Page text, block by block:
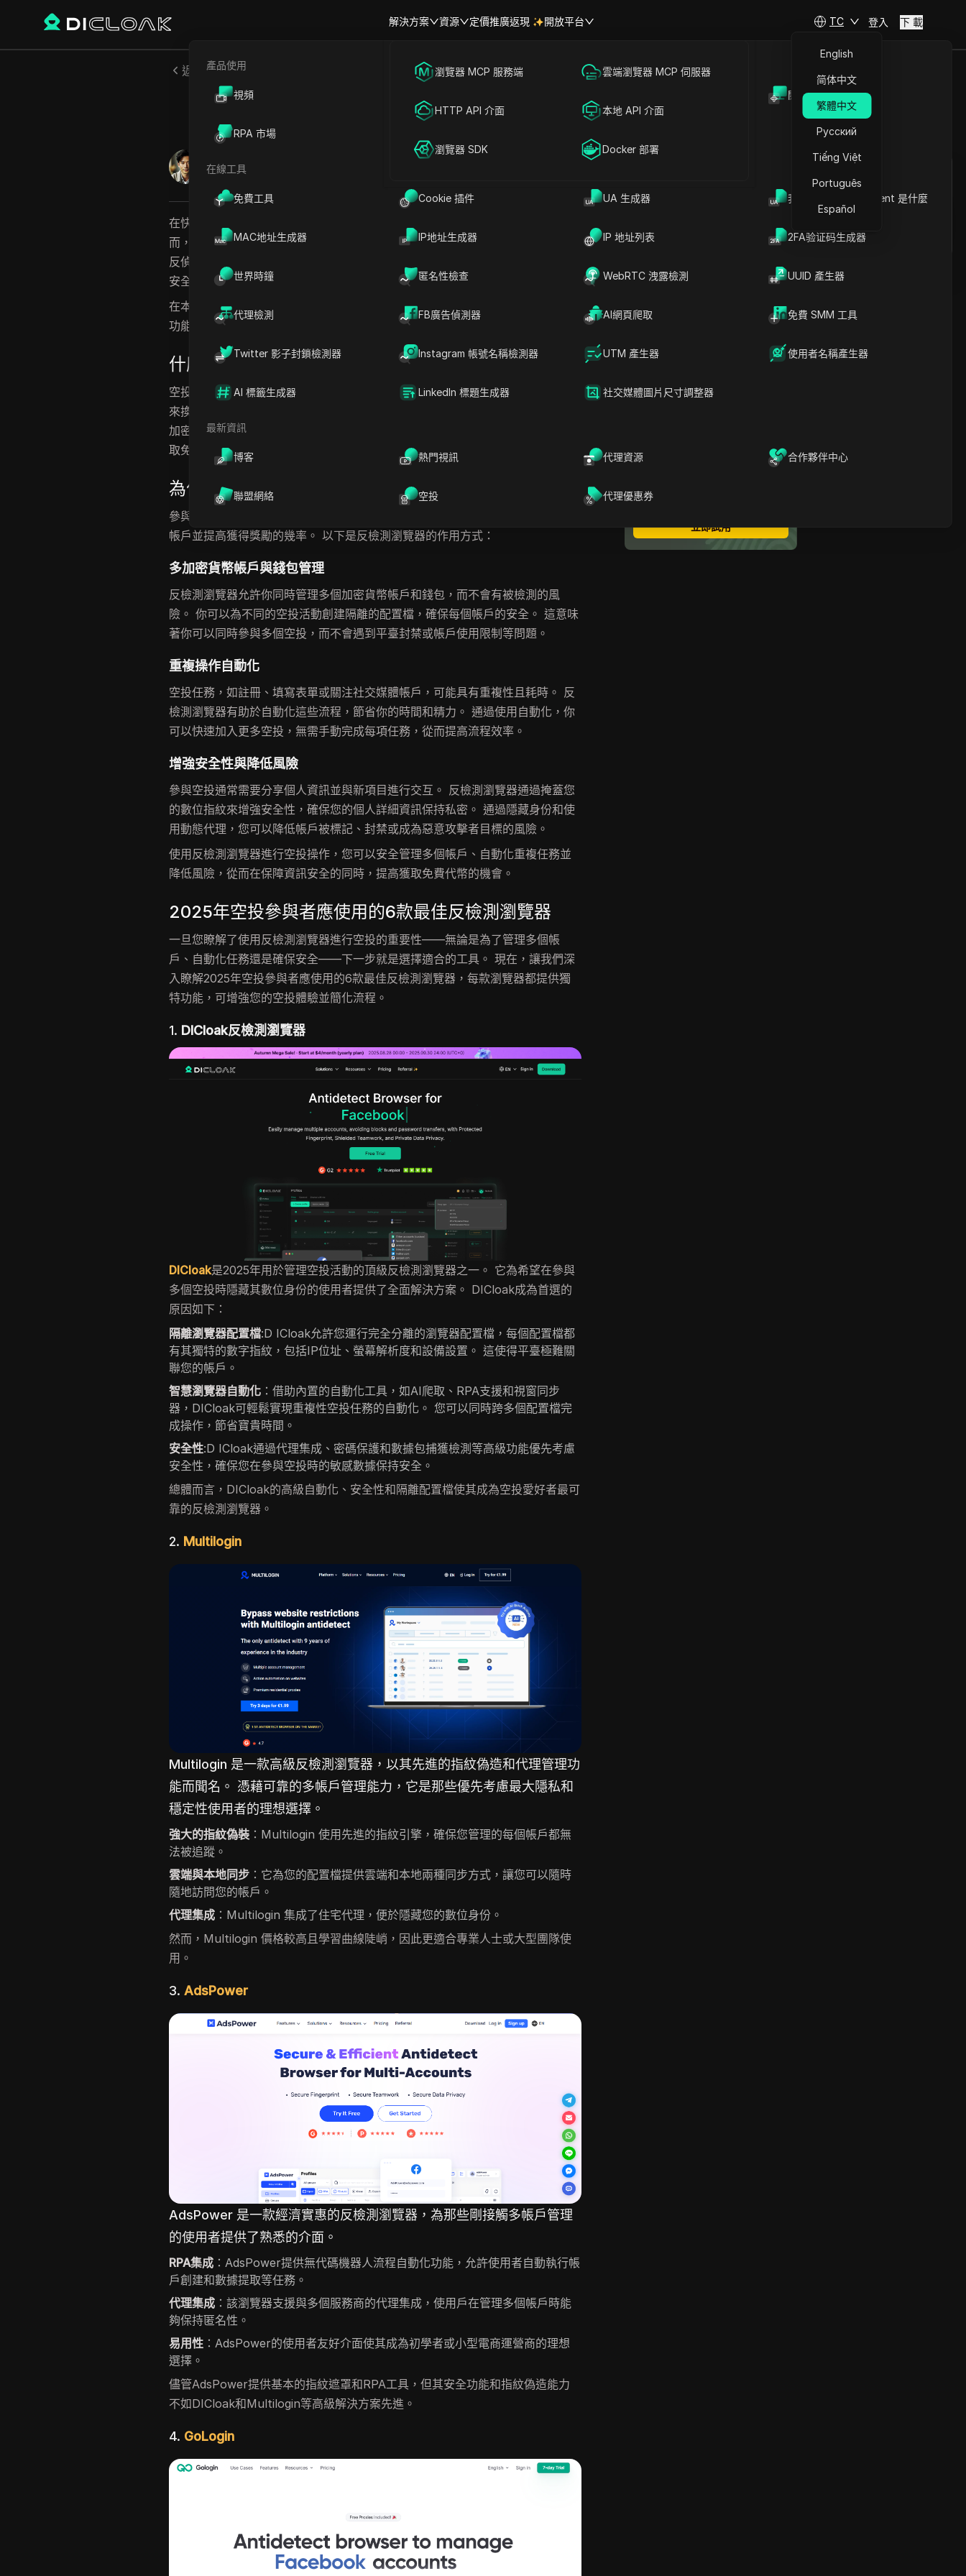
解決方案
海外社媒營銷
廣告投放
帳號共享
資源
產品使用
視頻 開放API
RPA 市場
在線工具
免費工具 Cookie 插件 UA 生成器 我的瀏覽器 User Agent 是什麼
MAC地址生成器 IP地址生成器 IP 地址列表 2FA验证码生成器
世界時鐘 匿名性檢查 WebRTC 洩露檢測 UUID 產生器
代理檢測 FB廣告偵測器 AI網頁爬取 免費 SMM 工具
Twitter 影子封鎖檢測器 Instagram 帳號名稱檢測器 UTM 產生器 使用者名稱產生器
AI 標籤生成器 LinkedIn 標題生成器 社交媒體圖片尺寸調整器
最新資訊
博客 熱門視訊 代理資源 合作夥伴中心
聯盟網絡 空投 代理優惠券
定價推廣返現 開放平台
瀏覽器 MCP 服務端 雲端瀏覽器 MCP 伺服器
HTTP API 介面 本地 API 介面
瀏覽器 SDK Docker 部署
TC
English
简体中文
繁體中文
Русский
Tiếng Việt
Português
Español
登入 下 載
返回
2025年最佳6款用於空投的反檢測瀏覽器
在ChatGPT中開啟
就此頁面提問
就此頁面提問
費利佩·莫雷拉
2025年9月
在快節奏的加密貨幣世界中，空投是新專案分發免費代幣的一種流行方式。 然
而，隨著空投活動數量的不斷增加，管理多個帳戶可能會成為一項挑戰。 這正是
反偵測瀏覽器發揮作用的地方。 這些工具允許使用者隱藏其數位身份，使其能夠
安全管理多個帳戶並參與眾多空投活動而不被檢測到。
在本文中，我們將探討2025年最適合空投的反偵測瀏覽器，重點介紹它們的獨特
功能以及DICloak反偵測瀏覽器 如何在競爭中脫穎而出。
什麼是空投？
空投是加密貨幣領域的一種流程，新專案或公司通過向人們贈送免費代幣或硬幣
來換取一些小任務，例如註冊、加入社交媒體管道或
加密貨幣專案提高知名度和獎勵早期採用者的一種方式。 對於用戶來說，這是獲
取免費代幣的簡便方法，但參與多個空投可能既耗時又需要管理多個帳戶。
為什麼要使用反偵測瀏覽器進行空投？
參與
帳戶並提高獲得獎勵的幾率。 以下是反檢測瀏覽器的作用方式：
多加密貨幣帳戶與錢包管理
反檢測瀏覽器允許你同時管理多個加密貨幣帳戶和錢包，而不會有被檢測的風
險。 你可以為不同的空投活動創建隔離的配置檔，確保每個帳戶的安全。 這意味
著你可以同時參與多個空投，而不會遇到平臺封禁或帳戶使用限制等問題。
重複操作自動化
空投任務，如註冊、填寫表單或關注社交媒體帳戶，可能具有重複性且耗時。 反
檢測瀏覽器有助於自動化這些流程，節省你的時間和精力。 通過使用自動化，你
可以快速加入更多空投，無需手動完成每項任務，從而提高流程效率。
增強安全性與降低風險
參與空投通常需要分享個人資訊並與新項目進行交互。 反檢測瀏覽器通過掩蓋您
的數位指紋來增強安全性，確保您的個人詳細資訊保持私密。 通過隱藏身份和使
用動態代理，您可以降低帳戶被標記、封禁或成為惡意攻擊者目標的風險。
使用反檢測瀏覽器進行空投操作，您可以安全管理多個帳戶、自動化重複任務並
降低風險，從而在保障資訊安全的同時，提高獲取免費代幣的機會。
2025年空投參與者應使用的6款最佳反檢測瀏覽器
一旦您瞭解了使用反檢測瀏覽器進行空投的重要性——無論是為了管理多個帳
戶、自動化任務還是確保安全——下一步就是選擇適合的工具。 現在，讓我們深
入瞭解2025年空投參與者應使用的6款最佳反檢測瀏覽器，每款瀏覽器都提供獨
特功能，可增強您的空投體驗並簡化流程。
1. DICloak反檢測瀏覽器
DICloak是2025年用於管理空投活動的頂級反檢測瀏覽器之一。 它為希望在參與
多個空投時隱藏其數位身份的使用者提供了全面解決方案。 DICloak成為首選的
原因如下：
隔離瀏覽器配置檔:D ICloak允許您運行完全分離的瀏覽器配置檔，每個配置檔都
有其獨特的數字指紋，包括IP位址、螢幕解析度和設備設置。 這使得平臺極難關
聯您的帳戶。
智慧瀏覽器自動化 ：借助內置的自動化工具，如AI爬取、RPA支援和視窗同步
器，DICloak可輕鬆實現重複性空投任務的自動化。 您可以同時跨多個配置檔完
成操作，節省寶貴時間。
安全性:D ICloak通過代理集成、密碼保護和數據包捕獲檢測等高級功能優先考慮
安全性，確保您在參與空投時的敏感數據保持安全。
總體而言，DICloak的高級自動化、安全性和隔離配置檔使其成為空投愛好者最可
靠的反檢測瀏覽器。
2. Multilogin
Multilogin 是一款高級反檢測瀏覽器，以其先進的指紋偽造和代理管理功
能而聞名。 憑藉可靠的多帳戶管理能力，它是那些優先考慮最大隱私和
穩定性使用者的理想選擇。
強大的指紋偽裝 ：Multilogin 使用先進的指紋引擎，確保您管理的每個帳戶都無
法被追蹤。
雲端與本地同步 ：它為您的配置檔提供雲端和本地兩種同步方式，讓您可以隨時
隨地訪問您的帳戶。
代理集成 ：Multilogin 集成了住宅代理，便於隱藏您的數位身份。
然而，Multilogin 價格較高且學習曲線陡峭，因此更適合專業人士或大型團隊使
用。
3.AdsPower
AdsPower 是一款經濟實惠的反檢測瀏覽器，為那些剛接觸多帳戶管理
的使用者提供了熟悉的介面。
RPA集成 ：AdsPower提供無代碼機器人流程自動化功能，允許使用者自動執行帳
戶創建和數據提取等任務。
代理集成 ：該瀏覽器支援與多個服務商的代理集成，使用戶在管理多個帳戶時能
夠保持匿名性。
易用性 ：AdsPower的使用者友好介面使其成為初學者或小型電商運營商的理想
選擇。
儘管AdsPower提供基本的指紋遮罩和RPA工具，但其安全功能和指紋偽造能力
不如DICloak和Multilogin等高級解決方案先進。
4. GoLogin
文章內容
為什麼要使用反偵測瀏覽器
6款最佳反檢測瀏覽器
無限成員
立即試用